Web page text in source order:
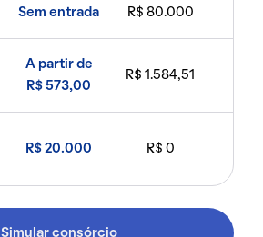
Sem entrada R$ 80.000
A partir de
R$ 573,00
R$ 1.584,51
R$ 20.000 R$ 0
Simular consórcio